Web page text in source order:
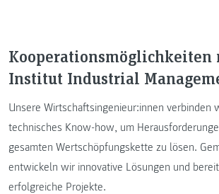
Kooperationsmöglichkeiten
Institut Industrial
Unsere Wirtschaftsingenieur:innen verbinden
technisches Know-how, um
gesamten Wertschöpfungskette zu lösen.
entwickeln wir innovative Lösungen und
erfolgreiche Projekte.